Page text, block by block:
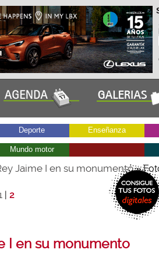
Deporte Enseñanza
Mundo motor
Jaime I en su monumento»
| 2
I en su monumento